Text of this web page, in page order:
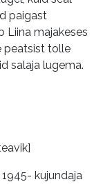
paigast
Liina majakeses
peatsist tolle
salaja lugema.
1945- kujundaja